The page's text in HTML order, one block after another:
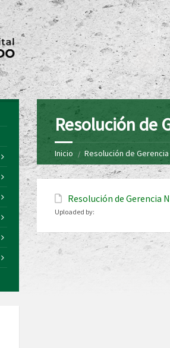
Resolución de
Inicio Resolución de Gerencia
Resolución de Gerencia
Uploaded by: